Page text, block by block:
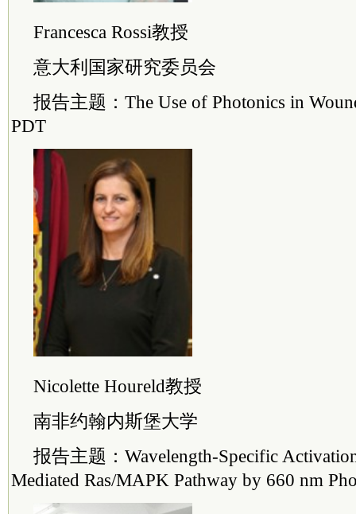
Francesca Rossi教授
意大利国家研究委员会
报告主题：The Use of Photonics in
PDT
Nicolette Houreld教授
南非约翰内斯堡大学
报告主题：Wavelength-Specific
Mediated Ras/MAPK Pathway by 660 nm